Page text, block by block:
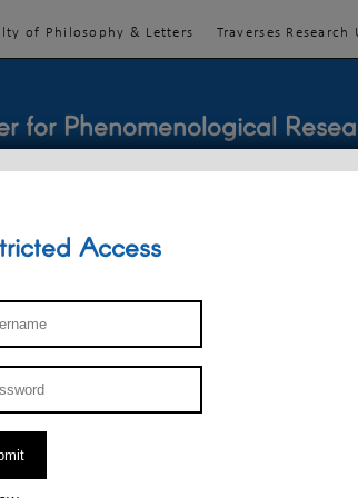
of Philosophy & Letters Traverses Research
for Phenomenological
Access